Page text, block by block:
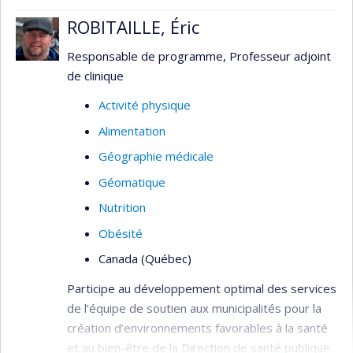
ROBITAILLE, Éric
Responsable de programme, Professeur adjoint
de clinique
Activité physique
Alimentation
Géographie médicale
Géomatique
Nutrition
Obésité
Canada (Québec)
Participe au développement optimal des services
de l’équipe de soutien aux municipalités pour la
création d’environnements favorables à la santé
et au bien-être de la Direction de santé publique.